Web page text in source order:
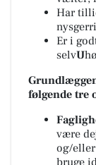
Har
Er i
selvU
følgende tre
være
og/
bruge